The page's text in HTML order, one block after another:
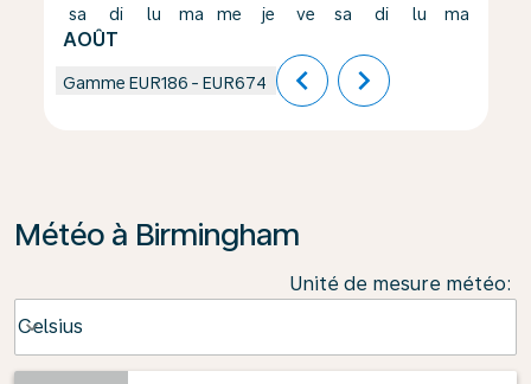
sa
AOÛT
di lu ma me je ve sa di lu ma
Gamme EUR186 - EUR674 chevron_left chevron_right
Météo à Birmingham
Unité de mesure météo:
Celsius
keyboard_arrow_down